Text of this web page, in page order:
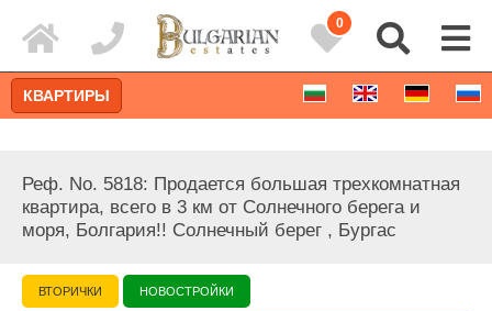
0
КВАРТИРЫ
Реф. No. 5818: Продается большая трехкомнатная
квартира, всего в 3 км от Солнечного берега и
моря, Болгария!! Солнечный берег , Бургас
ВТОРИЧКИ НОВОСТРОЙКИ